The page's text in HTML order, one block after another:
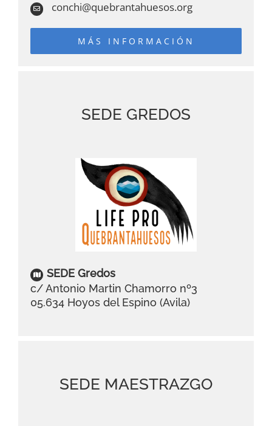
conchi@quebrantahuesos.org
MÁS INFORMACIÓN
SEDE GREDOS
SEDE Gredos
c/ Antonio Martin Chamorro nº3
05.634 Hoyos del Espino (Avila)
SEDE MAESTRAZGO